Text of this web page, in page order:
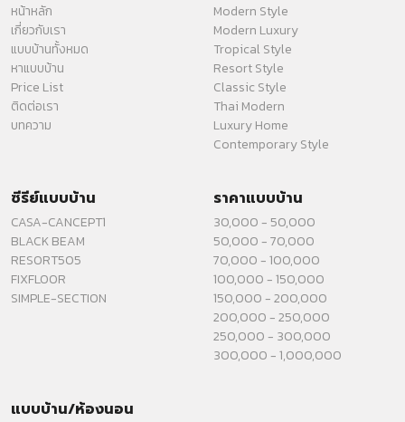
หน้าหลัก
เกี่ยวกับเรา
แบบบ้านทั้งหมด
หาแบบบ้าน
Price List
ติดต่อเรา
บทความ
Modern Style
Modern Luxury
Tropical Style
Resort Style
Classic Style
Thai Modern
Luxury Home
Contemporary Style
ซีรีย์แบบบ้าน
CASA-CANCEPT1
BLACK BEAM
RESORT505
FIXFLOOR
SIMPLE-SECTION
ราคาแบบบ้าน
30,000 - 50,000
50,000 - 70,000
70,000 - 100,000
100,000 - 150,000
150,000 - 200,000
200,000 - 250,000
250,000 - 300,000
300,000 - 1,000,000
แบบบ้าน/ห้องนอน